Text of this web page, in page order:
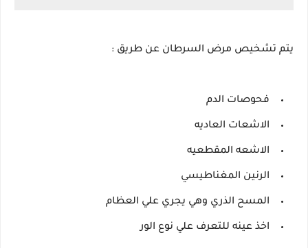
يتم تشخيص مرض السرطان عن طريق :
فحوصات الدم
الاشعات العاديه
الاشعه المقطعيه
الرنين المغناطيسي
المسح الذري وهي يجري علي العظام
اخذ عينه للتعرف علي نوع الور